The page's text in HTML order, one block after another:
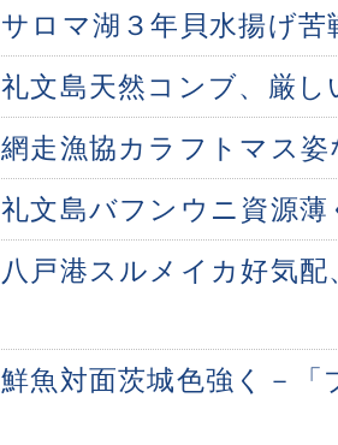
サロマ湖３年貝水揚げ苦
礼文島天然コンブ、厳し
網走漁協カラフトマス
礼文島バフンウニ資源薄
八戸港スルメイカ好気
鮮魚対面茨城色強く－